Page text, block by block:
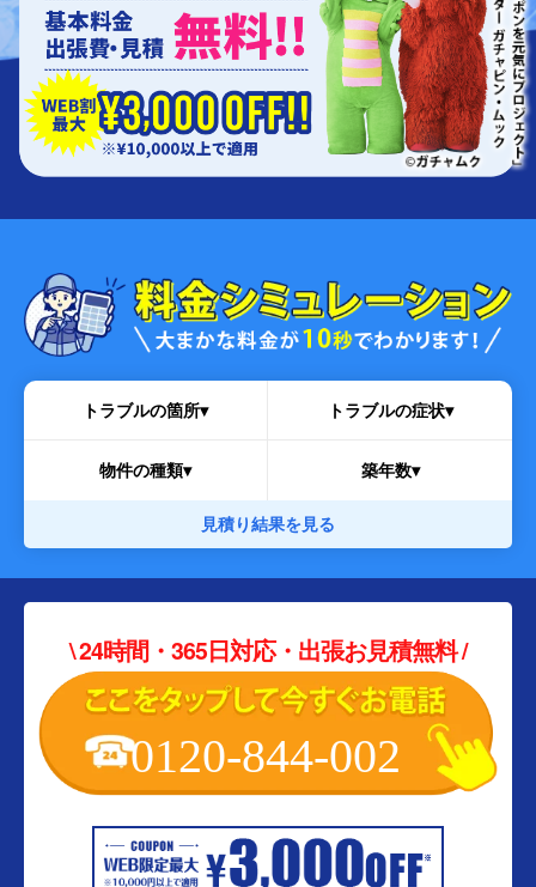
トラブルの箇所▾ トラブルの症状▾
物件の種類▾ 築年数▾
見積り結果を見る
\ 24時間・365日対応・出張お見積無料 /
0120-844-002